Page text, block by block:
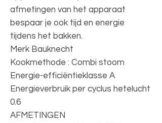
afmetingen van het apparaat
bespaar je ook tijd en energie
tijdens het bakken.
Merk Bauknecht
Kookmethode : Combi stoom
Energie-efficiëntieklasse A
Energieverbruik per cyclus hetelucht
0.6
AFMETINGEN